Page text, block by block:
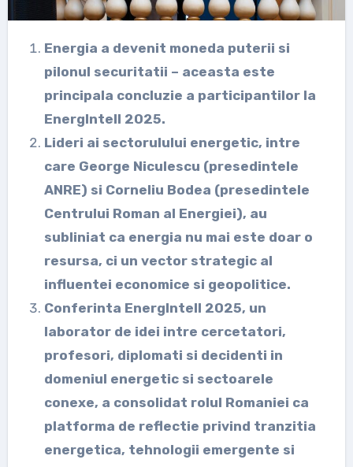
⁠Energia a devenit moneda puterii si
pilonul securitatii – aceasta este
principala concluzie a participantilor la
EnergIntell 2025.
⁠Lideri ai sectorulului energetic, intre
care George Niculescu (presedintele
ANRE) si Corneliu Bodea (presedintele
Centrului Roman al Energiei), au
subliniat ca energia nu mai este doar o
resursa, ci un vector strategic al
influentei economice si geopolitice.
⁠Conferinta EnergIntell 2025, un
laborator de idei intre cercetatori,
profesori, diplomati si decidenti in
domeniul energetic si sectoarele
conexe, a consolidat rolul Romaniei ca
platforma de reflectie privind tranzitia
energetica, tehnologii emergente si